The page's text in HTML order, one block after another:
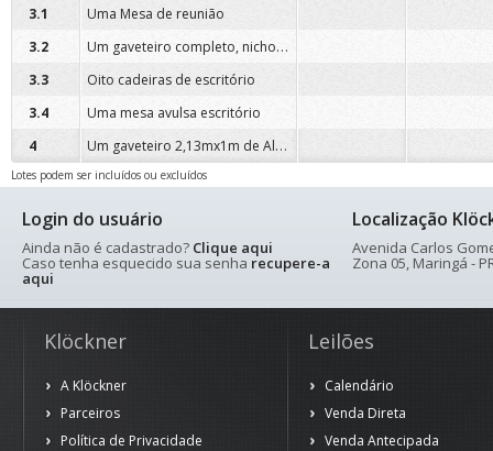
3.1
Uma Mesa de reunião
3.2
Um gaveteiro completo, nicho de 7 metros
3.3
Oito cadeiras de escritório
3.4
Uma mesa avulsa escritório
4
Um gaveteiro 2,13mx1m de Altura
Lotes podem ser incluídos ou excluídos
Login do usuário
Ainda não é cadastrado? Clique aqui
Caso tenha esquecido sua senha recupere-a
aqui
Localização
Avenida Carlos
Zona 05, Maringá -
Klöckner
A Klöckner
Parceiros
Política de Privacidade
Leilões
Calendário
Venda Direta
Venda Antecipada